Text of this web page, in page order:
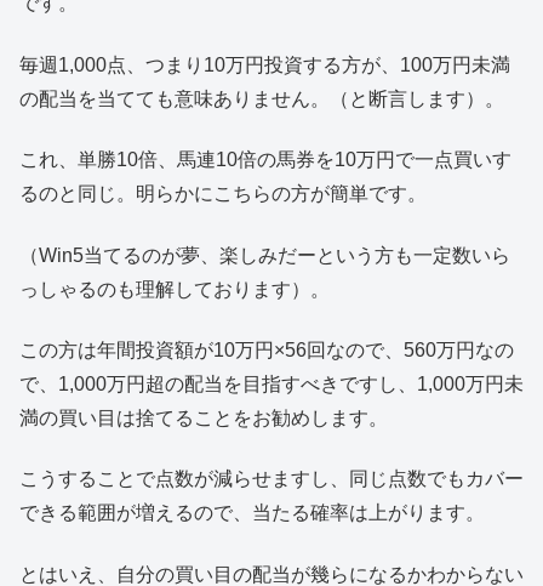
毎週1,000点、つまり10万円投資する方が、100万円未満
の配当を当てても意味ありません。（と断言します）。
これ、単勝10倍、馬連10倍の馬券を10万円で一点買いす
るのと同じ。明らかにこちらの方が簡単です。
（Win5当てるのが夢、楽しみだーという方も一定数いら
っしゃるのも理解しております）。
この方は年間投資額が10万円×56回なので、560万円なの
で、1,000万円超の配当を目指すべきですし、1,000万円未
満の買い目は捨てることをお勧めします。
こうすることで点数が減らせますし、同じ点数でもカバー
できる範囲が増えるので、当たる確率は上がります。
とはいえ、自分の買い目の配当が幾らになるかわからない